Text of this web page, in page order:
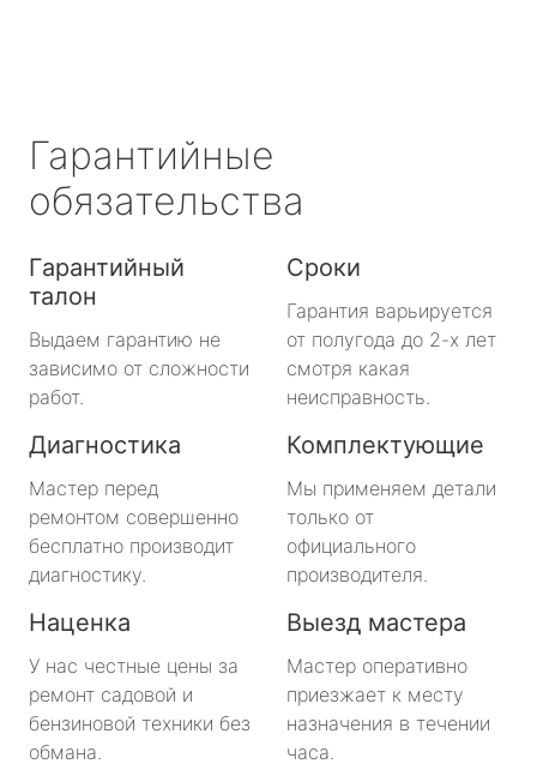
Гарантийные
обязательства
Гарантийный
талон
Выдаем гарантию не
зависимо от сложности
работ.
Сроки
Гарантия варьируется
от полугода до 2-х лет
смотря какая
неисправность.
Диагностика
Мастер перед
ремонтом совершенно
бесплатно производит
диагностику.
Комплектующие
Мы применяем детали
только от
официального
производителя.
Наценка
У нас честные цены за
ремонт садовой и
бензиновой техники без
обмана.
Выезд мастера
Мастер оперативно
приезжает к месту
назначения в течении
часа.